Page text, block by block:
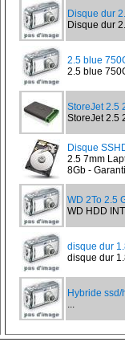
Disque dur
Disque dur
2.5 blue
2.5 blue
StoreJet 2.5
StoreJet 2.5
Disque
2.5 7mm
8Gb -
WD 2To 2.5
WD HDD
disque dur
disque dur
Hybride
...